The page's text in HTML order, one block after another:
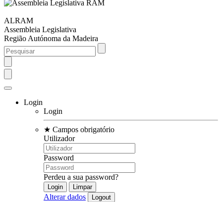
ALRAM
Assembleia Legislativa
Região Autónoma da Madeira
Login
Login
★ Campos obrigatório
Utilizador
Password
Perdeu a sua password?
Alterar dados